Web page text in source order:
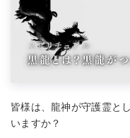
皆様は、龍神が守護霊と
いますか？